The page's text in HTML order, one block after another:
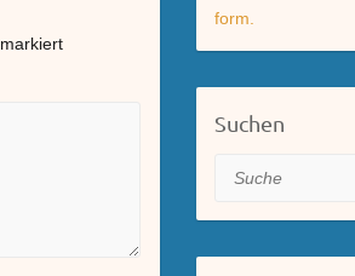
markiert
form.
Suchen
Suche